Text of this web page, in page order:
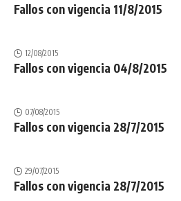
Fallos con vigencia 11/8/2015
12/08/2015
Fallos con vigencia 04/8/2015
07/08/2015
Fallos con vigencia 28/7/2015
29/07/2015
Fallos con vigencia 28/7/2015